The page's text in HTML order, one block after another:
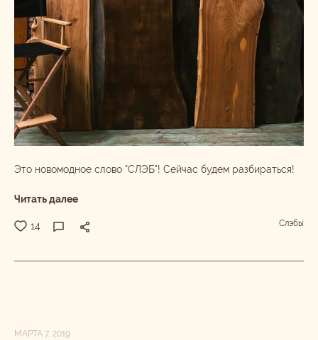
Это новомодное слово "СЛЭБ"! Сейчас будем разбираться!
Читать далее
14 Слэбы
МАРТА 7, 2019